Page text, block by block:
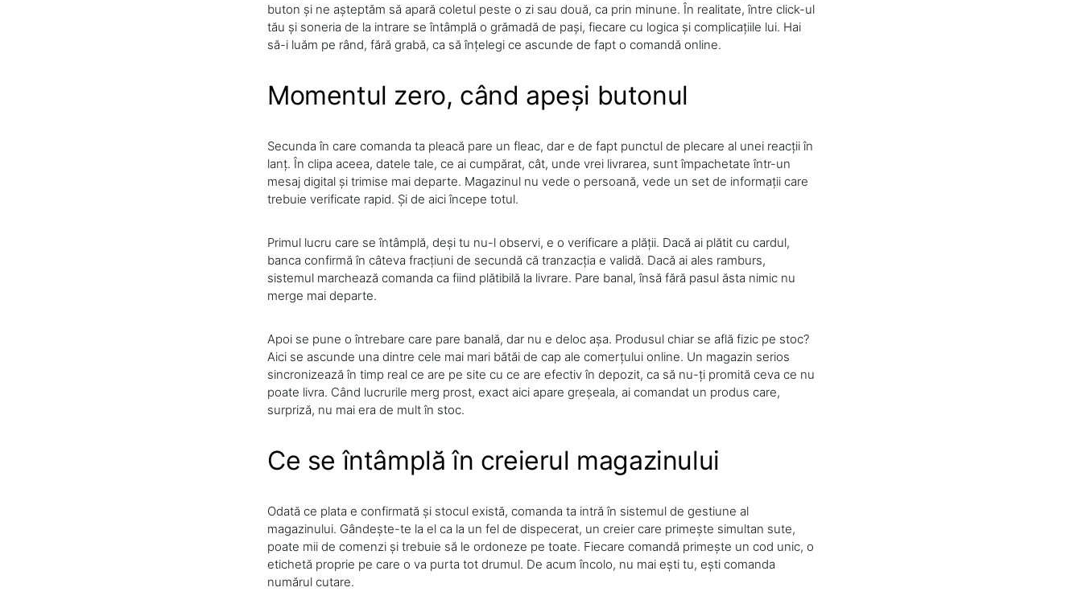
buton și ne așteptăm să apară coletul peste o zi sau două, ca prin minune. În realitate, între click-ul
tău și soneria de la intrare se întâmplă o grămadă de pași, fiecare cu logica și complicațiile lui. Hai
să-i luăm pe rând, fără grabă, ca să înțelegi ce ascunde de fapt o comandă online.
Momentul zero, când apeși butonul
Secunda în care comanda ta pleacă pare un fleac, dar e de fapt punctul de plecare al unei reacții în
lanț. În clipa aceea, datele tale, ce ai cumpărat, cât, unde vrei livrarea, sunt împachetate într-un
mesaj digital și trimise mai departe. Magazinul nu vede o persoană, vede un set de informații care
trebuie verificate rapid. Și de aici începe totul.
Primul lucru care se întâmplă, deși tu nu-l observi, e o verificare a plății. Dacă ai plătit cu cardul,
banca confirmă în câteva fracțiuni de secundă că tranzacția e validă. Dacă ai ales ramburs,
sistemul marchează comanda ca fiind plătibilă la livrare. Pare banal, însă fără pasul ăsta nimic nu
merge mai departe.
Apoi se pune o întrebare care pare banală, dar nu e deloc așa. Produsul chiar se află fizic pe stoc?
Aici se ascunde una dintre cele mai mari bătăi de cap ale comerțului online. Un magazin serios
sincronizează în timp real ce are pe site cu ce are efectiv în depozit, ca să nu-ți promită ceva ce nu
poate livra. Când lucrurile merg prost, exact aici apare greșeala, ai comandat un produs care,
surpriză, nu mai era de mult în stoc.
Ce se întâmplă în creierul magazinului
Odată ce plata e confirmată și stocul există, comanda ta intră în sistemul de gestiune al
magazinului. Gândește-te la el ca la un fel de dispecerat, un creier care primește simultan sute,
poate mii de comenzi și trebuie să le ordoneze pe toate. Fiecare comandă primește un cod unic, o
etichetă proprie pe care o va purta tot drumul. De acum încolo, nu mai ești tu, ești comanda
numărul cutare.